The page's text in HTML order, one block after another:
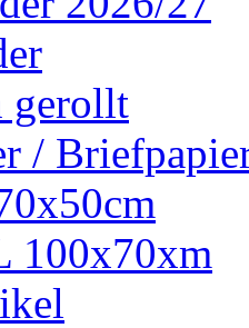
gerollt
/
100x70xm